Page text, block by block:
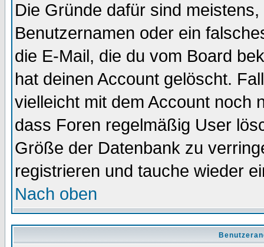
Die Gründe dafür sind
Benutzernamen oder ein
die E-Mail, die du vom Board
hat deinen Account gelöscht.
vielleicht mit dem Account noch
dass Foren regelmäßig User
Größe der Datenbank zu
registrieren und tauche wieder
Nach oben